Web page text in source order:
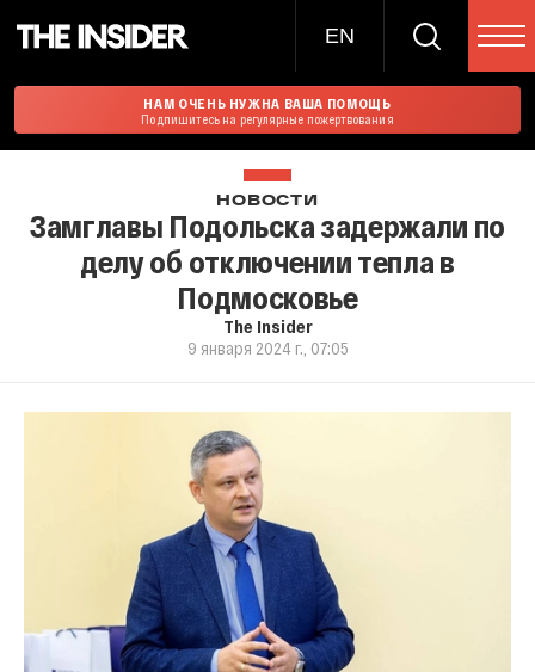
EN
НАМ ОЧЕНЬ НУЖНА ВАША ПОМОЩЬ
Подпишитесь на регулярные пожертвования
НОВОСТИ
Замглавы Подольска задержали по
делу об отключении тепла в
Подмосковье
The Insider
9 января 2024 г., 07:05